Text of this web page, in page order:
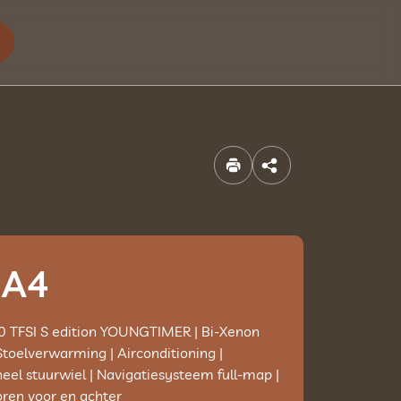
Over ons
Verkocht
TFSI S edition YOUNGTIMER | Bi-Xenon
| Airconditioning |
stuurwiel | Navigatiesysteem full-map |
voor en achter